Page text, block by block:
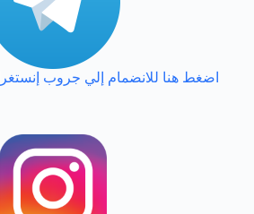
اضغط هنا للانضمام إلي جروب